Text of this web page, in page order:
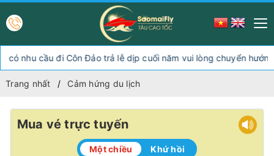
cầu đi Côn Đảo trả lễ dịp cuối năm vui lòng chuyển hướng
Trang nhất Cảm hứng du lịch
Mua vé trực tuyến
Một chiều Khứ hồi